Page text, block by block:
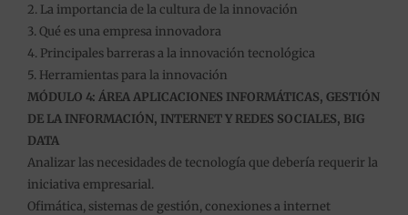
2. La importancia de la cultura de la innovación
3. Qué es una empresa innovadora
4. Principales barreras a la innovación tecnológica
5. Herramientas para la innovación
MÓDULO 4: ÁREA APLICACIONES INFORMÁTICAS, GESTIÓN
DE LA INFORMACIÓN, INTERNET Y REDES SOCIALES, BIG
DATA
Analizar las necesidades de tecnología que debería requerir la
iniciativa empresarial.
Ofimática, sistemas de gestión, conexiones a internet